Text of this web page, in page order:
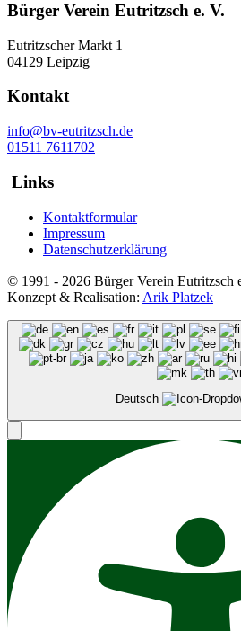
Bürger Verein Eutritzsch e. V.
Eutritzscher Markt 1
04129 Leipzig
Kontakt
info@bv-eutritzsch.de
01511 7611702
Links
Kontaktformular
Impressum
Datenschutzerklärung
© 1991 - 2026 Bürger Verein
Konzept & Realisation: Arik Platzek
Deutsch